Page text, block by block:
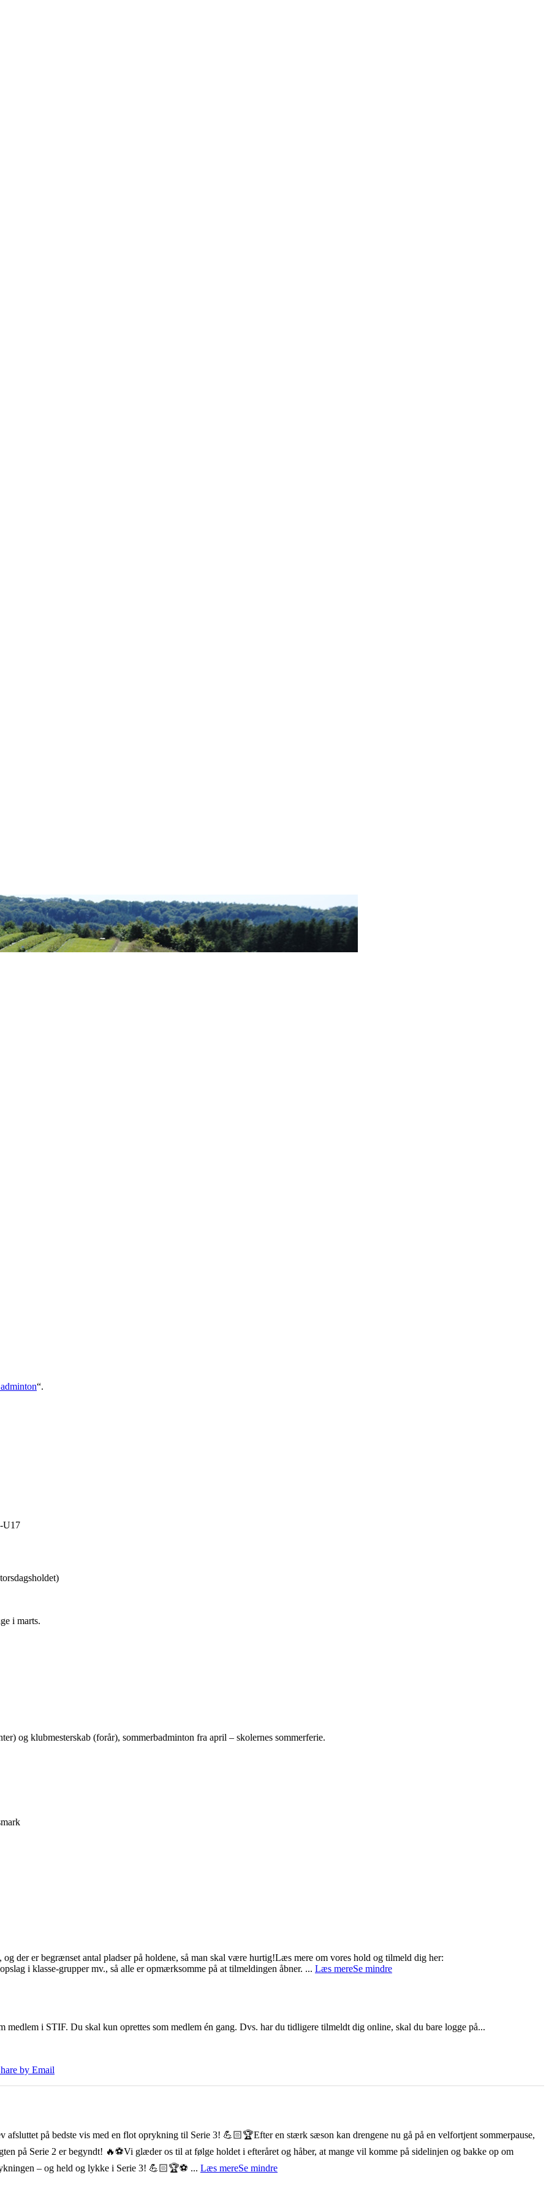
“.
U17
i marts.
og klubmesterskab (forår), sommerbadminton fra april – skolernes sommerferie.
der er begrænset antal pladser på holdene, så man skal være hurtig!Læs mere om vores hold og tilmeld dig her:
i klasse-grupper mv., så alle er opmærksomme på at tilmeldingen åbner. ... Læs mereSe mindre
i STIF. Du skal kun oprettes som medlem én gang. Dvs. har du tidligere tilmeldt dig online, skal du bare logge på...
by Email
afsluttet på bedste vis med en flot oprykning til Serie 3! 💪🏻🏆Efter en stærk sæson kan drengene nu gå på en velfortjent sommerpause,
på Serie 2 er begyndt! 🔥⚽️Vi glæder os til at følge holdet i efteråret og håber, at mange vil komme på sidelinjen og bakke op om
– og held og lykke i Serie 3! 💪🏻🏆⚽️ ... Læs mereSe mindre